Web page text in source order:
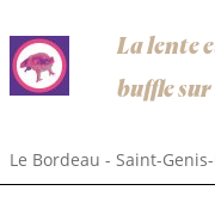
La lente
buffle
Le Bordeau - Saint-